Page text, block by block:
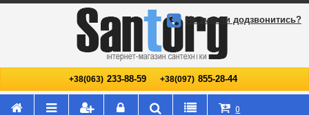
+38(063) 233-88-59 +38(097) 855-28-44
Не змогли додзвонитись?
0